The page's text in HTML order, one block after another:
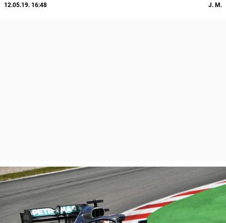
12.05.19. 16:48 J. M.